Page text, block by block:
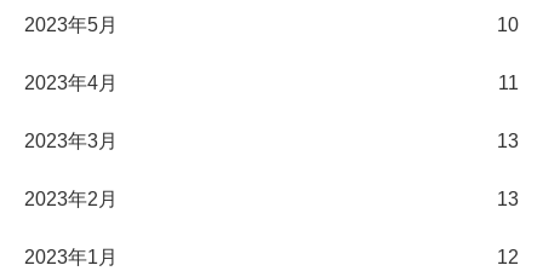
2023年5月 10
2023年4月 11
2023年3月 13
2023年2月 13
2023年1月 12